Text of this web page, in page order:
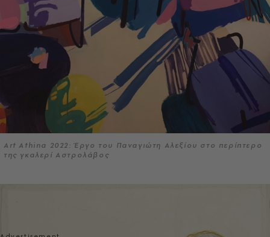
Art Athina 2022: Έργο του Παναγιώτη Αλεξίου στο περίπτερο
της γκαλερί Αστρολάβος